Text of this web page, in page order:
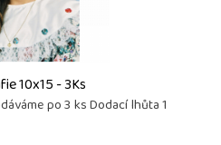
10x15 - 3Ks
po 3 ks Dodací lhůta 1